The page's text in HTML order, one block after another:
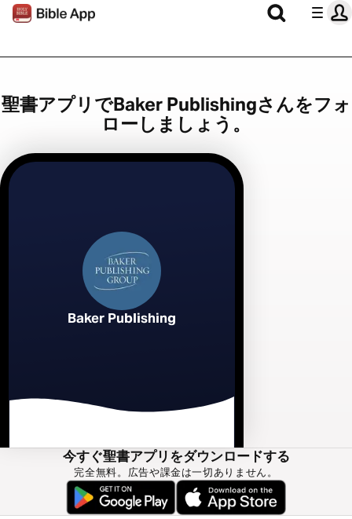
聖書アプリでBaker Publishingさんをフォ
ローしましょう。
Baker Publishing
今すぐ聖書アプリをダウンロードする
完全無料。広告や課金は一切ありません。